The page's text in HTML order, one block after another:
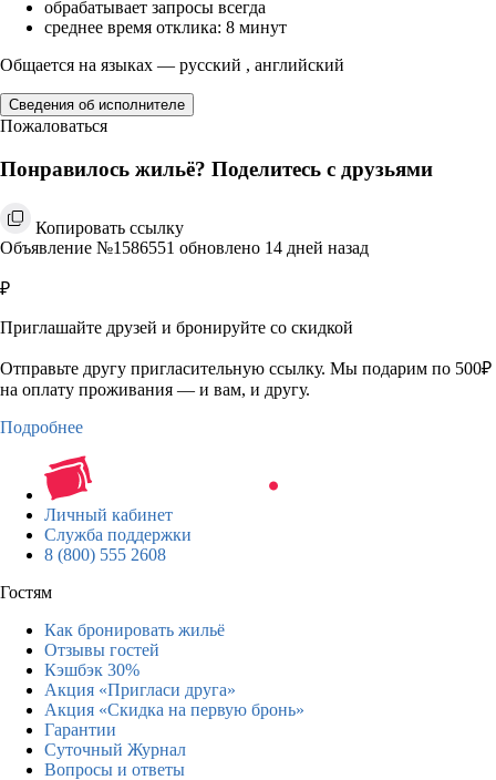
обрабатывает запросы всегда
среднее время отклика: 8 минут
Общается на языках — русский , английский
Сведения об исполнителе
Пожаловаться
Понравилось жильё? Поделитесь с друзьями
Копировать ссылку
Объявление №1586551 обновлено 14 дней назад
₽
Приглашайте друзей и бронируйте со скидкой
Отправьте другу пригласительную ссылку. Мы подарим по 500₽
на оплату проживания — и вам, и другу.
Подробнее
Личный кабинет
Служба поддержки
8 (800) 555 2608
Гостям
Как бронировать жильё
Отзывы гостей
Кэшбэк 30%
Акция «Пригласи друга»
Акция «Скидка на первую бронь»
Гарантии
Суточный Журнал
Вопросы и ответы